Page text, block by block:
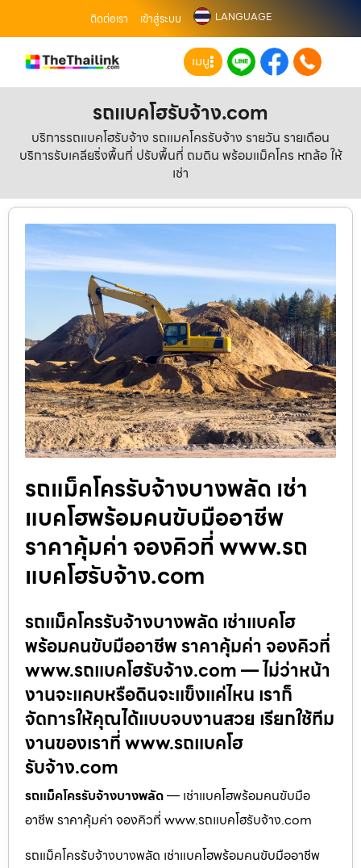
ติดต่อเรา เข้าสู่ระบบ LANGUAGE
เมนู
รถแบคโฮรับจ้าง.com
บริการรถแบคโฮรับจ้าง รถแมคโครรับจ้าง รายวัน รายเดือน
บริการรับเคลียริ่งพื้นที่ ปรับพื้นที่ ถมดิน พร้อมแม็คโคร หกล้อ ให้
เช่า
รถแม็คโครรับจ้างบางพลัด เช่า
แบคโฮพร้อมคนขับมืออาชีพ
ราคาคุ้มค่า จองคิวที่ www.รถ
แบคโฮรับจ้าง.com
รถแม็คโครรับจ้างบางพลัด เช่าแบคโฮ
พร้อมคนขับมืออาชีพ ราคาคุ้มค่า จองคิวที่
www.รถแบคโฮรับจ้าง.com — ไม่ว่าหน้า
งานจะแคบหรือดินจะแข็งแค่ไหน เราก็
จัดการให้คุณได้แบบจบงานสวย เรียกใช้ทีม
งานของเราที่ www.รถแบคโฮ
รับจ้าง.com
รถแม็คโครรับจ้างบางพลัด— เช่าแบคโฮพร้อมคนขับมือ
อาชีพ ราคาคุ้มค่า จองคิวที่ www.รถแบคโฮรับจ้าง.com
รถแม็คโครรับจ้างบางพลัด เช่าแบคโฮพร้อมคนขับมืออาชีพ